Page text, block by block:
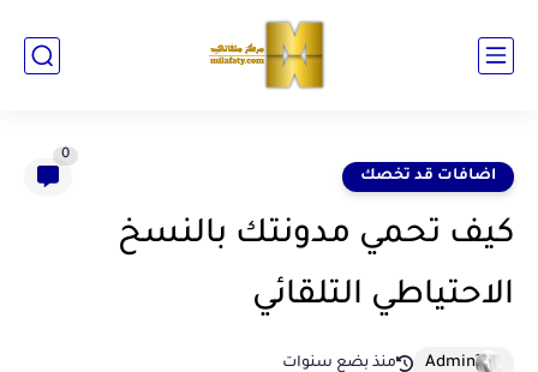
اضافات قد تخصك
0
كيف تحمي مدونتك بالنسخ
الاحتياطي التلقائي
منذ بضع سنوات